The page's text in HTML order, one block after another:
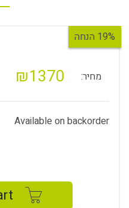
19% הנחה
מחיר: ₪1370
Available on backorder